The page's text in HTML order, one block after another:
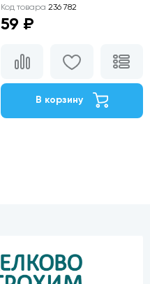
Код товара 236 782
59 ₽
В корзину